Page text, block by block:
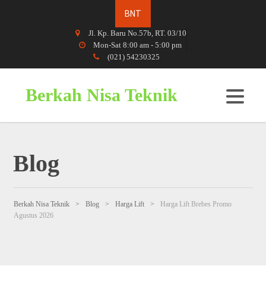
Jl. Kp. Baru No.57b, RT. 03/10
Mon-Sat 8:00 am - 5:00 pm
(021) 54230325
Berkah Nisa Teknik
Blog
Berkah Nisa Teknik > Blog > Harga Lift >
Harga Lift Brebes Promo
Agustus 2026